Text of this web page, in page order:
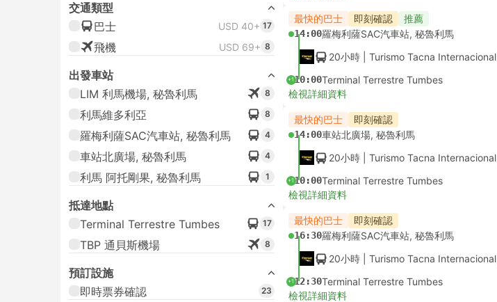
交通類型
巴士
USD 40+ 17
飛機 USD 69+ 8
出發車站
LIM 利馬機場, 秘魯利馬
8
利馬維多利亞 8
羅梅利薩SAC汽車站, 秘魯利馬 4
車站北廣場, 秘魯利馬 4
利馬 阿托剛果, 秘魯利馬 1
抵達地點
Terminal Terrestre Tumbes
17
TBP 通貝斯機場 8
預訂設施
即時票券確認
23
最快的巴士 即刻確認 推薦
14:00羅梅利薩SAC汽車站, 秘魯利馬
20小時 | Turismo Tacna Internacional
+110:00Terminal Terrestre Tumbes
檢視詳細資料
最快的巴士 即刻確認
14:00車站北廣場, 秘魯利馬
20小時 | Turismo Tacna Internacional
+110:00Terminal Terrestre Tumbes
檢視詳細資料
最快的巴士 即刻確認
16:30羅梅利薩SAC汽車站, 秘魯利馬
20小時 | Turismo Tacna Internacional
+112:30Terminal Terrestre Tumbes
檢視詳細資料